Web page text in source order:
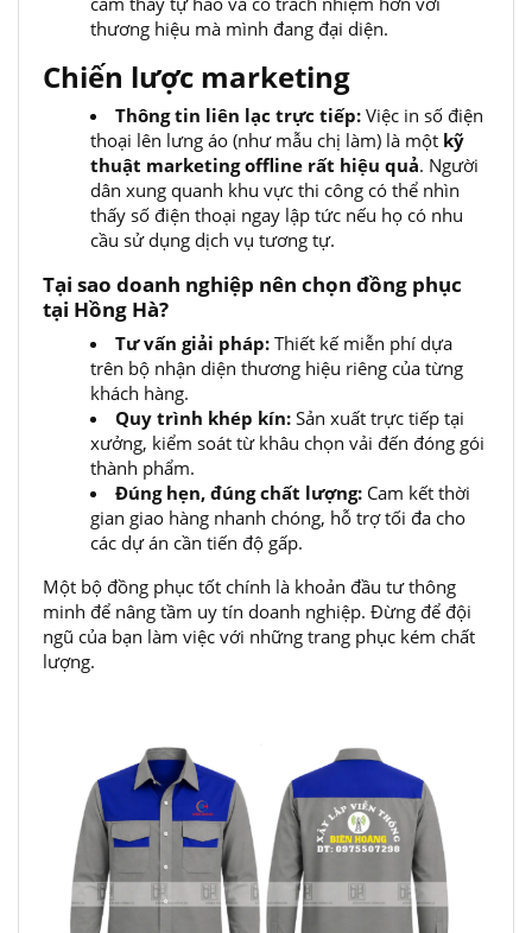
thương hiệu mà mình đang đại diện.
Chiến lược marketing
Thông tin liên lạc trực tiếp: Việc in số điện
thoại lên lưng áo (như mẫu chị làm) là một kỹ
thuật marketing offline rất hiệu quả. Người
dân xung quanh khu vực thi công có thể nhìn
thấy số điện thoại ngay lập tức nếu họ có nhu
cầu sử dụng dịch vụ tương tự.
Tại sao doanh nghiệp nên chọn đồng phục
tại Hồng Hà?
Tư vấn giải pháp: Thiết kế miễn phí dựa
trên bộ nhận diện thương hiệu riêng của từng
khách hàng.
Quy trình khép kín: Sản xuất trực tiếp tại
xưởng, kiểm soát từ khâu chọn vải đến đóng gói
thành phẩm.
Đúng hẹn, đúng chất lượng: Cam kết thời
gian giao hàng nhanh chóng, hỗ trợ tối đa cho
các dự án cần tiến độ gấp.
Một bộ đồng phục tốt chính là khoản đầu tư thông
minh để nâng tầm uy tín doanh nghiệp. Đừng để đội
ngũ của bạn làm việc với những trang phục kém chất
lượng.